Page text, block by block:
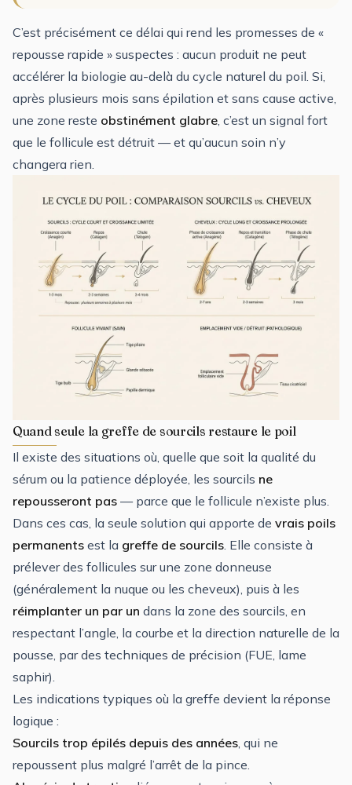
C’est précisément ce délai qui rend les promesses de «
repousse rapide » suspectes : aucun produit ne peut
accélérer la biologie au-delà du cycle naturel du poil. Si,
après plusieurs mois sans épilation et sans cause active,
une zone reste obstinément glabre, c’est un signal fort
que le follicule est détruit — et qu’aucun soin n’y
changera rien.
Quand seule la greffe de sourcils restaure le poil
Il existe des situations où, quelle que soit la qualité du
sérum ou la patience déployée, les sourcils ne
repousseront pas — parce que le follicule n’existe plus.
Dans ces cas, la seule solution qui apporte de vrais poils
permanents est la greffe de sourcils. Elle consiste à
prélever des follicules sur une zone donneuse
(généralement la nuque ou les cheveux), puis à les
réimplanter un par un dans la zone des sourcils, en
respectant l’angle, la courbe et la direction naturelle de la
pousse, par des techniques de précision (FUE, lame
saphir).
Les indications typiques où la greffe devient la réponse
logique :
Sourcils trop épilés depuis des années, qui ne
repoussent plus malgré l’arrêt de la pince.